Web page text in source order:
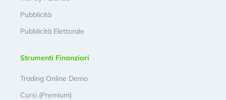
Pubblicità
Pubblicità Elettorale
Strumenti Finanziari
Trading Online Demo
Corsi (Premium)